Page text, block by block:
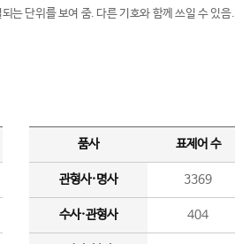
는 단위를 보여 줌. 다른 기호와 함께 쓰일 수 있음.
품사 표제어 수
관형사·명사 3369
수사·관형사 404